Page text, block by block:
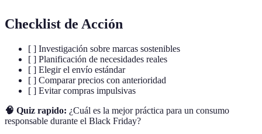
Checklist de Acción
[ ] Investigación sobre marcas sostenibles
[ ] Planificación de necesidades reales
[ ] Elegir el envío estándar
[ ] Comparar precios con anterioridad
[ ] Evitar compras impulsivas
🧠 Quiz rapido: ¿Cuál es la mejor práctica para un consumo
responsable durante el Black Friday?